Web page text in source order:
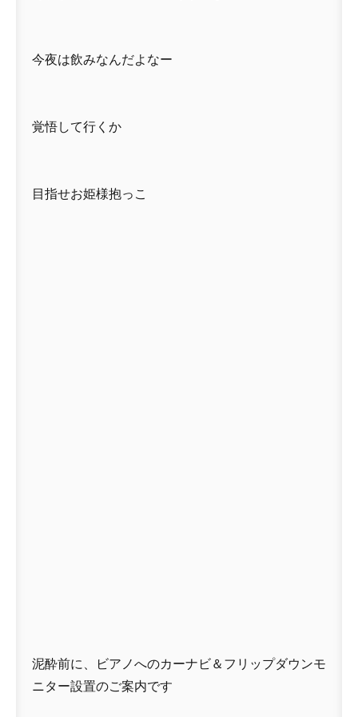
今夜は飲みなんだよなー
覚悟して行くか
目指せお姫様抱っこ
泥酔前に、ビアノへのカーナビ＆フリップダウンモ
ニター設置のご案内です